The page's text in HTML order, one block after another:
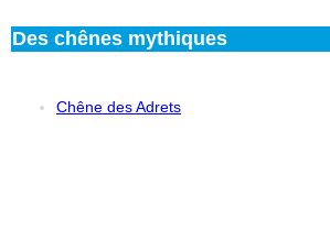
Des chênes mythiques
Chêne des Adrets